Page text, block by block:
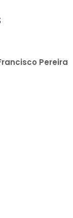
Pereira